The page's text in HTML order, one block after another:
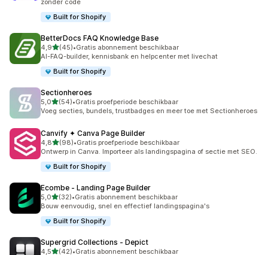
zonder code
Built for Shopify
BetterDocs FAQ Knowledge Base
4,9van 5 sterren
(45)
45 recensies in totaal
•Gratis abonnement beschikbaar
AI-FAQ-builder, kennisbank en helpcenter met livechat
Built for Shopify
Sectionheroes
5,0van 5 sterren
(54)
54 recensies in totaal
•Gratis proefperiode beschikbaar
Voeg secties, bundels, trustbadges en meer toe met Sectionheroes
Canvify ✦ Canva Page Builder
4,8van 5 sterren
(98)
98 recensies in totaal
•Gratis proefperiode beschikbaar
Ontwerp in Canva. Importeer als landingspagina of sectie met SEO.
Built for Shopify
Ecombe ‑ Landing Page Builder
5,0van 5 sterren
(32)
32 recensies in totaal
•Gratis abonnement beschikbaar
Bouw eenvoudig, snel en effectief landingspagina's
Built for Shopify
Supergrid Collections ‑ Depict
4,5van 5 sterren
(42)•Gratis abonnement beschikbaar